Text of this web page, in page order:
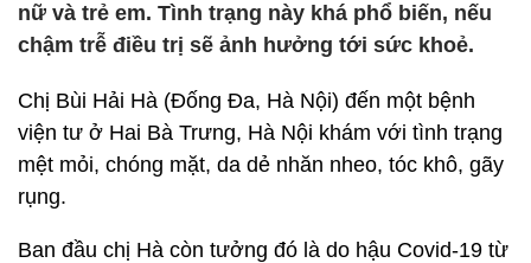
nữ và trẻ em. Tình trạng này khá phổ biến, nếu
chậm trễ điều trị sẽ ảnh hưởng tới sức khoẻ.
Chị Bùi Hải Hà (Đống Đa, Hà Nội) đến một bệnh
viện tư ở Hai Bà Trưng, Hà Nội khám với tình trạng
mệt mỏi, chóng mặt, da dẻ nhăn nheo, tóc khô, gãy
rụng.
Ban đầu chị Hà còn tưởng đó là do hậu Covid-19 từ